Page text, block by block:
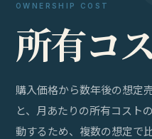
OWNERSHIP COST
所有コ
購入価格から数年後の想定
と、月あたりの所有コスト
動するため、複数の想定で